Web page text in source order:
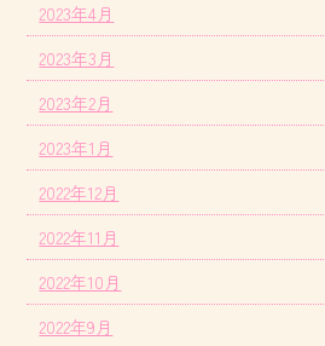
2023年4月
2023年3月
2023年2月
2023年1月
2022年12月
2022年11月
2022年10月
2022年9月